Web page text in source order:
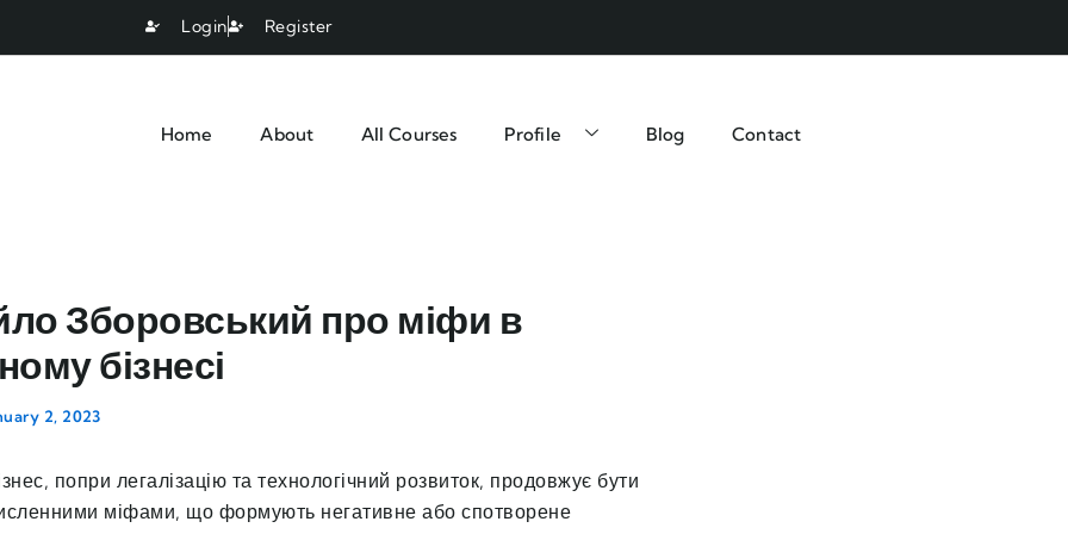
Login Register
Home About All Courses Profile Blog Contact
Зборовський про міфи в
бізнесі
2, 2023
попри легалізацію та технологічний розвиток, продовжує бути
міфами, що формують негативне або спотворене